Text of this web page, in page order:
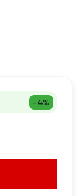
-4%